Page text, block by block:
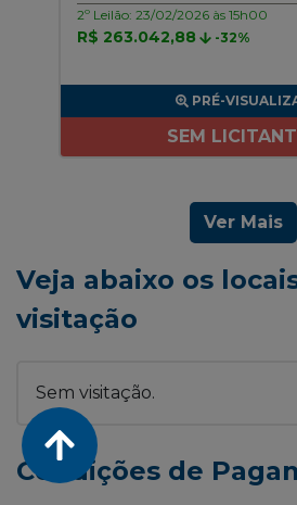
2º Leilão: 23/02/2026 às 15h00
R$ 263.042,88 -32%
PRÉ-
SEM
Ver Mais
Veja abaixo os
visitação
Sem visitação.
Condições de